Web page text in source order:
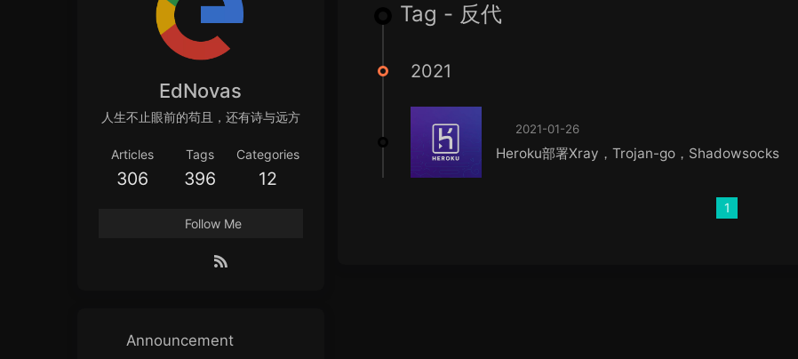
Tag - 反代
2021
2021-01-26
Heroku部署Xray，Trojan-go，Shadowsocks
1
EdNovas
人生不止眼前的苟且，还有诗与远方
Articles
306
Tags
396
Categories
12
Follow Me
Announcement